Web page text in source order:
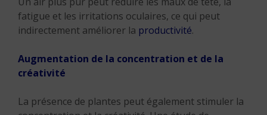
fatigue et les irritations oculaires, ce qui peut
indirectement améliorer la productivité.
Augmentation de la concentration et de la
créativité
La présence de plantes peut également stimuler la